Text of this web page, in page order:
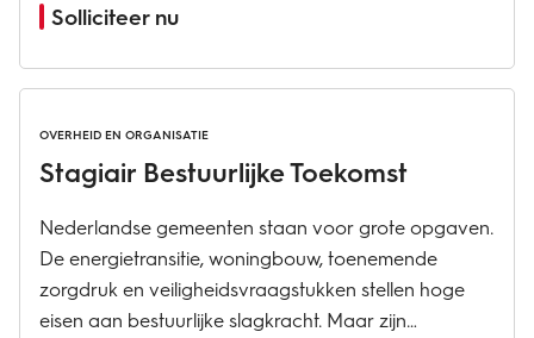
aan opgaven waarin strategie, uitvoering,
Solliciteer nu
OVERHEID EN ORGANISATIE
Stagiair Bestuurlijke Toekomst
Nederlandse gemeenten staan voor grote opgaven.
De energietransitie, woningbouw, toenemende
zorgdruk en veiligheidsvraagstukken stellen hoge
eisen aan bestuurlijke slagkracht. Maar zijn